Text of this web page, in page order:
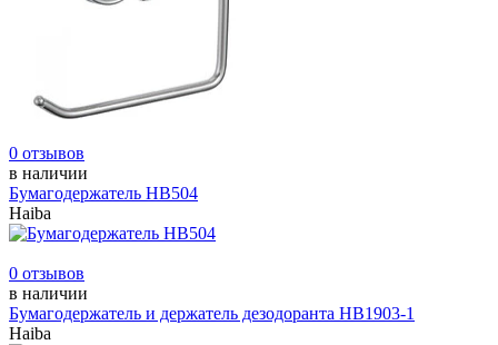
0 отзывов
в наличии
Бумагодержатель НВ504
Haiba
0 отзывов
в наличии
Бумагодержатель и держатель дезодоранта НВ1903-1
Haiba